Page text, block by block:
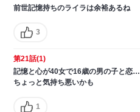
前世記憶持ちのライラは余裕あるね
3
第21話(1)
記憶と心が40女で16歳の男の子と恋…
ちょっと気持ち悪いかも
1